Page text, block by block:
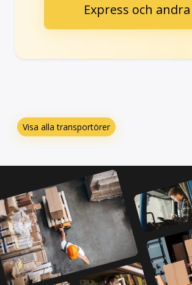
Express och andra
Visa alla transportörer